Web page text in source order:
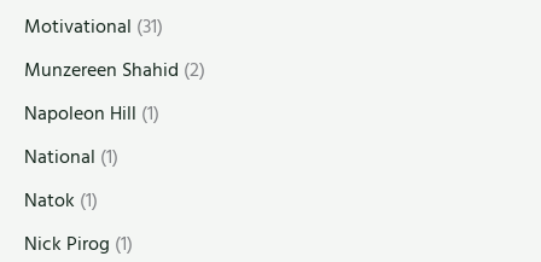
Motivational (31)
Munzereen Shahid (2)
Napoleon Hill (1)
National (1)
Natok (1)
Nick Pirog (1)